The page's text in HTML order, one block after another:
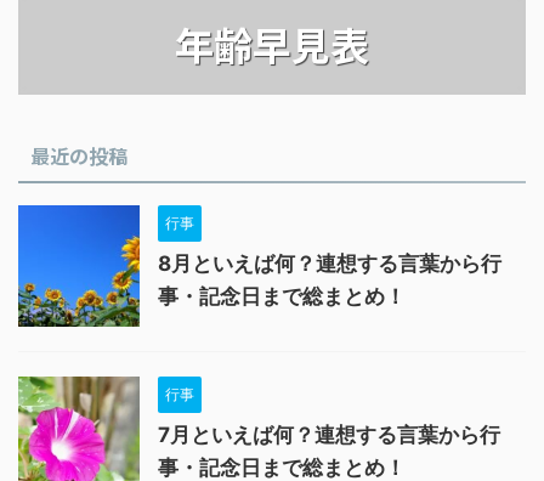
年齢早見表
最近の投稿
行事
8月といえば何？連想する言葉から行
事・記念日まで総まとめ！
行事
7月といえば何？連想する言葉から行
事・記念日まで総まとめ！